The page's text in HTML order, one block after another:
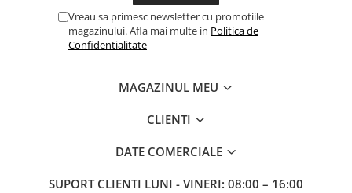
Vreau sa primesc newsletter cu promotiile
magazinului. Afla mai multe in Politica de
Confidentialitate
MAGAZINUL MEU
CLIENTI
DATE COMERCIALE
SUPORT CLIENTI LUNI - VINERI: 08:00 – 16:00